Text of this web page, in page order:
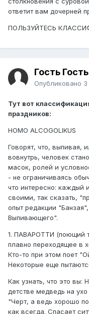
ответит вам дочерней
ПОЛЬЗУЙТЕСЬ
Гость Гость
Опубликовано
Тут вот
праздников:
НOMO ALCOGOLIKUS
Говорят, что, выпивая,
вовнутрь, человек
масок, ролей и
- не ограничиваясь
что интересно: каждый
своими, так сказать,
опыт редакции
Выпивающего".
1. ПАВАРОТТИ (поющий
плавно переходящее в
Кто-то при этом поет
Некоторые еще
Как узнать, что это
детстве медведь на
"Черт, а ведь хорошо
как всегда. Спасает